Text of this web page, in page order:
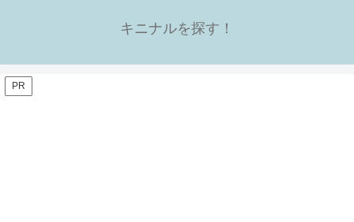
キニナルを探す！
PR